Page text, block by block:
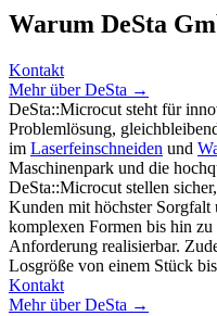
Warum DeSta
Kontakt
Mehr über DeSta →
DeSta::Microcut steht für
Problemlösung,
im Laserfeinschneiden und
Maschinenpark und die
DeSta::Microcut stellen
Kunden mit höchster Sorgfalt
komplexen Formen bis hin
Anforderung realisierbar.
Losgröße von einem Stück
Kontakt
Mehr über DeSta →